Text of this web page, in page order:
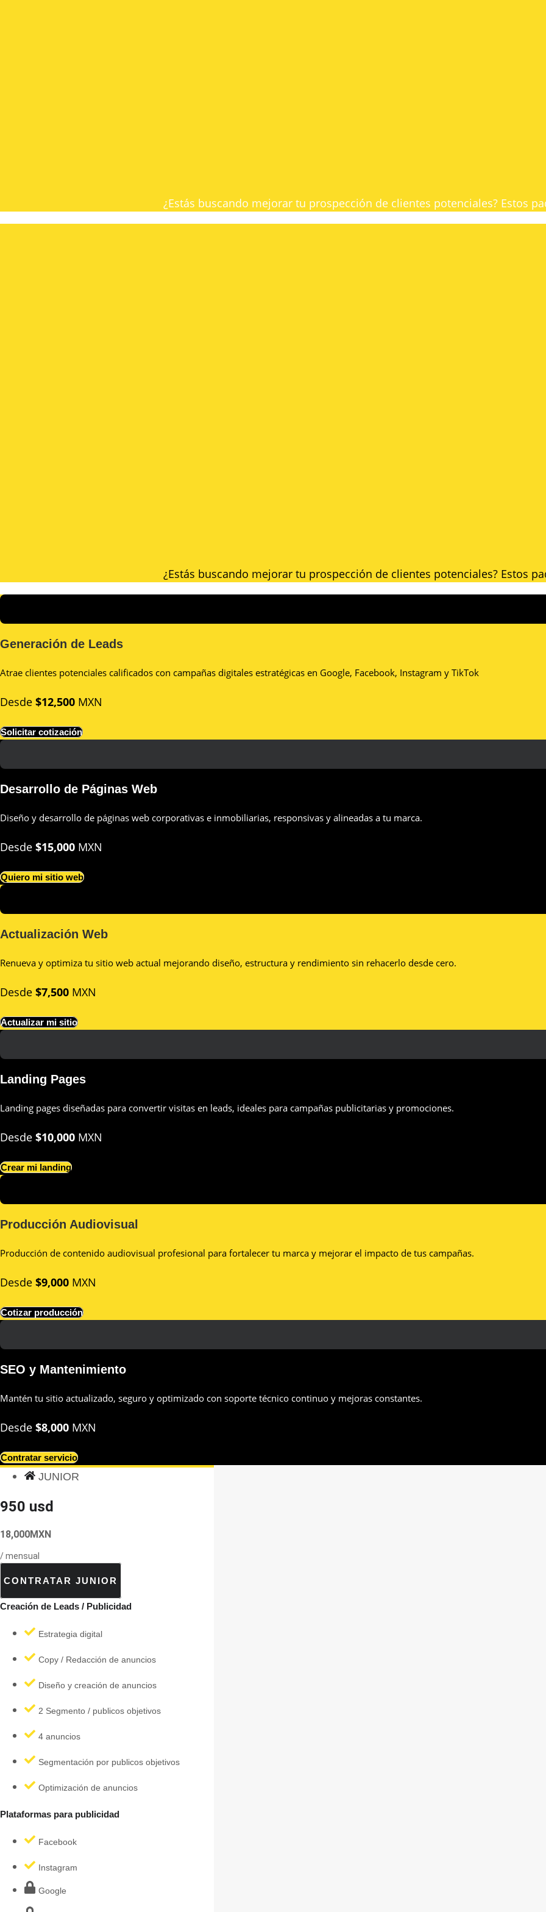
¿Estás buscando mejorar tu prospección de clientes potenciales? Estos
¿Estás buscando mejorar tu prospección de clientes potenciales? Estos
Generación de Leads
Atrae clientes potenciales calificados con campañas digitales estratégicas en Google, Facebook, Instagram y TikTok
Desde $12,500 MXN
Solicitar cotización
Desarrollo de Páginas Web
Diseño y desarrollo de páginas web corporativas e inmobiliarias, responsivas y alineadas a tu marca.
Desde $15,000 MXN
Quiero mi sitio web
Actualización Web
Renueva y optimiza tu sitio web actual mejorando diseño, estructura y rendimiento sin rehacerlo desde cero.
Desde $7,500 MXN
Actualizar mi sitio
Landing Pages
Landing pages diseñadas para convertir visitas en leads, ideales para campañas publicitarias y promociones.
Desde $10,000 MXN
Crear mi landing
Producción Audiovisual
Producción de contenido audiovisual profesional para fortalecer tu marca y mejorar el impacto de tus campañas.
Desde $9,000 MXN
Cotizar producción
SEO y Mantenimiento
Mantén tu sitio actualizado, seguro y optimizado con soporte técnico continuo y mejoras constantes.
Desde $8,000 MXN
Contratar servicio
JUNIOR
950 usd
18,000MXN
/ mensual
CONTRATAR JUNIOR
Creación de Leads / Publicidad
Estrategia digital
Copy / Redacción de anuncios
Diseño y creación de anuncios
2 Segmento / publicos objetivos
4 anuncios
Segmentación por publicos objetivos
Optimización de anuncios
Plataformas para publicidad
Facebook
Instagram
Google